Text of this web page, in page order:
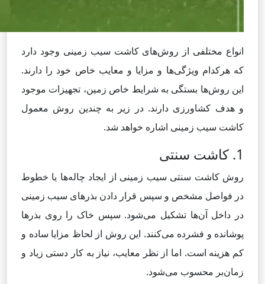
انواع مختلفی از روش‌های کاشت سیب زمینی وجود دارد
که هرکدام ویژگی‌ها و مزایا و معایب خاص خود را دارند.
این روش‌ها بستگی به شرایط خاص زمین، تجهیزات موجود
و هدف کشاورزی دارند. در زیر به چندین روش معمول
کاشت سیب زمینی اشاره خواهد شد.
1. کاشت سنتی
روش کاشت سنتی سیب زمینی از ایجاد چاله‌ها یا خطوط
در فواصل مشخص و سپس قرار دادن بذرهای سیب زمینی
در داخل آن‌ها تشکیل می‌شود. سپس خاک را روی بذرها
پوشانده و فشرده می‌کنند. این روش از لحاظ مزایا ساده و
کم هزینه است. اما از نظر معایب، نیاز به کار دستی زیاد و
زمان‌بر محسوب می‌شود.